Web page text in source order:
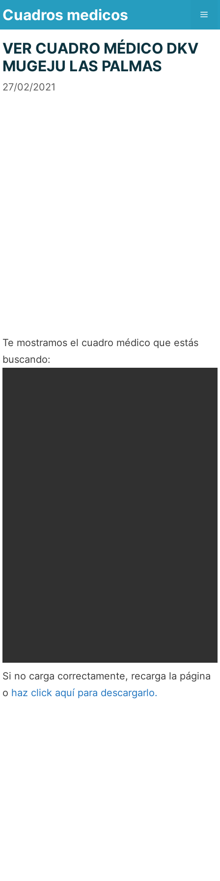
Saltar
contenido
Cuadros medicos
VER CUADRO MÉDICO DKV
MUGEJU LAS PALMAS
27/02/2021
Te mostramos el cuadro médico que estás
buscando:
Si no carga correctamente, recarga la página
o haz click aquí para descargarlo.